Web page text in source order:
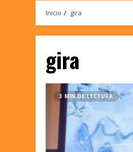
Inicio gira
gira
3 MIN DE LECTURA